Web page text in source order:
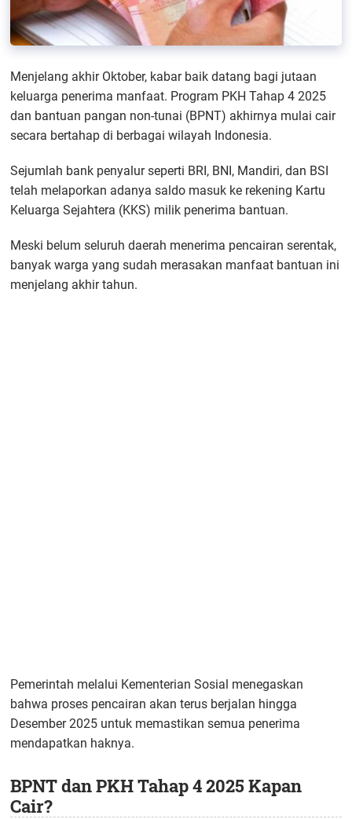
Menjelang akhir Oktober, kabar baik datang bagi jutaan
keluarga penerima manfaat. Program PKH Tahap 4 2025
dan bantuan pangan non-tunai (BPNT) akhirnya mulai cair
secara bertahap di berbagai wilayah Indonesia.
Sejumlah bank penyalur seperti BRI, BNI, Mandiri, dan BSI
telah melaporkan adanya saldo masuk ke rekening Kartu
Keluarga Sejahtera (KKS) milik penerima bantuan.
Meski belum seluruh daerah menerima pencairan serentak,
banyak warga yang sudah merasakan manfaat bantuan ini
menjelang akhir tahun.
Pemerintah melalui Kementerian Sosial menegaskan
bahwa proses pencairan akan terus berjalan hingga
Desember 2025 untuk memastikan semua penerima
mendapatkan haknya.
BPNT dan PKH Tahap 4 2025 Kapan
Cair?